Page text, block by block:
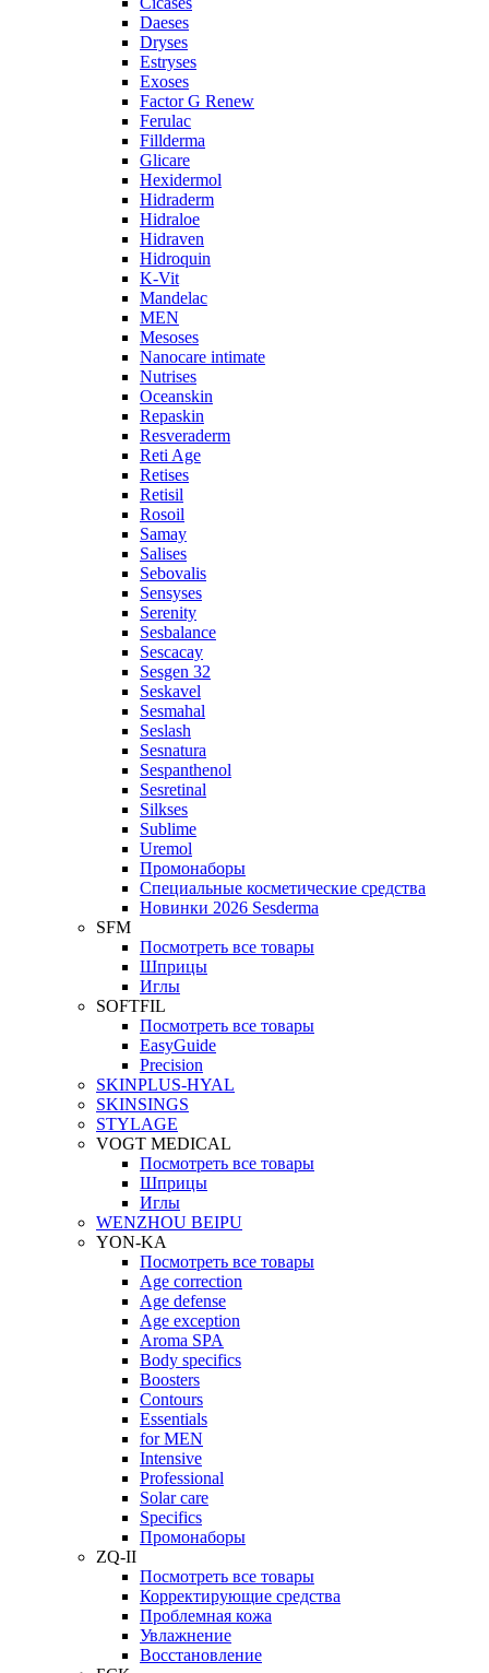
Daeses
Dryses
Estryses
Exoses
Factor G Renew
Ferulac
Fillderma
Glicare
Hexidermol
Hidraderm
Hidraloe
Hidraven
Hidroquin
K-Vit
Mandelac
MEN
Mesoses
Nanocare intimate
Nutrises
Oceanskin
Repaskin
Resveraderm
Reti Age
Retises
Retisil
Rosoil
Samay
Salises
Sebovalis
Sensyses
Serenity
Sesbalance
Sescacay
Sesgen 32
Seskavel
Sesmahal
Seslash
Sesnatura
Sespanthenol
Sesretinal
Silkses
Sublime
Uremol
Промонаборы
Специальные косметические средства
Новинки 2026 Sesderma
SFM
Посмотреть все товары
Шприцы
Иглы
SOFTFIL
Посмотреть все товары
EasyGuide
Precision
SKINPLUS-HYAL
SKINSINGS
STYLAGE
VOGT MEDICAL
Посмотреть все товары
Шприцы
Иглы
WENZHOU BEIPU
YON-KA
Посмотреть все товары
Age correction
Age defense
Age exception
Aroma SPA
Body specifics
Boosters
Contours
Essentials
for MEN
Intensive
Professional
Solar care
Specifics
Промонаборы
ZQ-II
Посмотреть все товары
Корректирующие средства
Проблемная кожа
Увлажнение
Восстановление